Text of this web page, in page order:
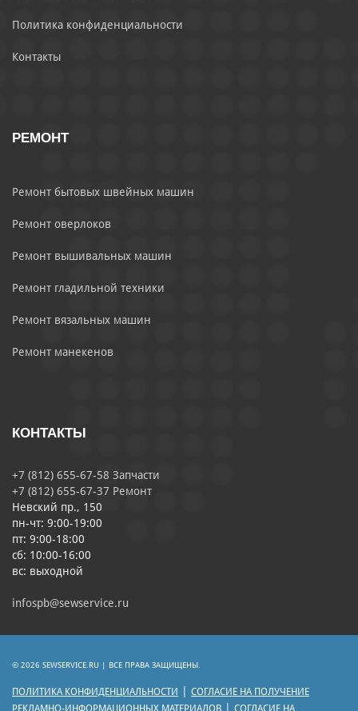
Политика конфиденциальности
Контакты
РЕМОНТ
Ремонт бытовых швейных машин
Ремонт оверлоков
Ремонт вышивальных машин
Ремонт гладильной техники
Ремонт вязальных машин
Ремонт манекенов
КОНТАКТЫ
+7 (812) 655-67-58 Запчасти
+7 (812) 655-67-37 Ремонт
Невский пр., 150
пн-чт: 9:00-19:00
пт: 9:00-18:00
сб: 10:00-16:00
вс: выходной
infospb@sewservice.ru
© 2026 SEWSERVICE.RU | ВСЕ ПРАВА ЗАЩИЩЕНЫ.
ПОЛИТИКА КОНФИДЕНЦИАЛЬНОСТИ
СОГЛАСИЕ НА ПОЛУЧЕНИЕ
РЕКЛАМНО-ИНФОРМАЦИОННЫХ МАТЕРИАЛОВ
СОГЛАСИЕ НА